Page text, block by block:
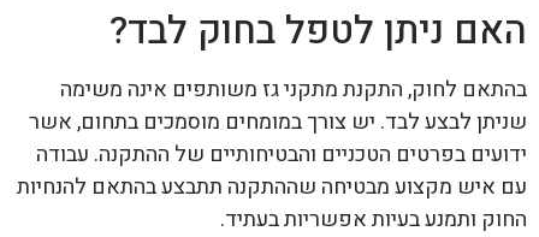
האם ניתן לטפל בחוק לבד?
בהתאם לחוק, התקנת מתקני גז משותפים אינה משימה
שניתן לבצע לבד. יש צורך במומחים מוסמכים בתחום, אשר
ידועים בפרטים הטכניים והבטיחותיים של ההתקנה. עבודה
עם איש מקצוע מבטיחה שההתקנה תתבצע בהתאם להנחיות
החוק ותמנע בעיות אפשריות בעתיד.